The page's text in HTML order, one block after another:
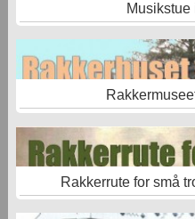
Musikstue
Rakkerrute for små